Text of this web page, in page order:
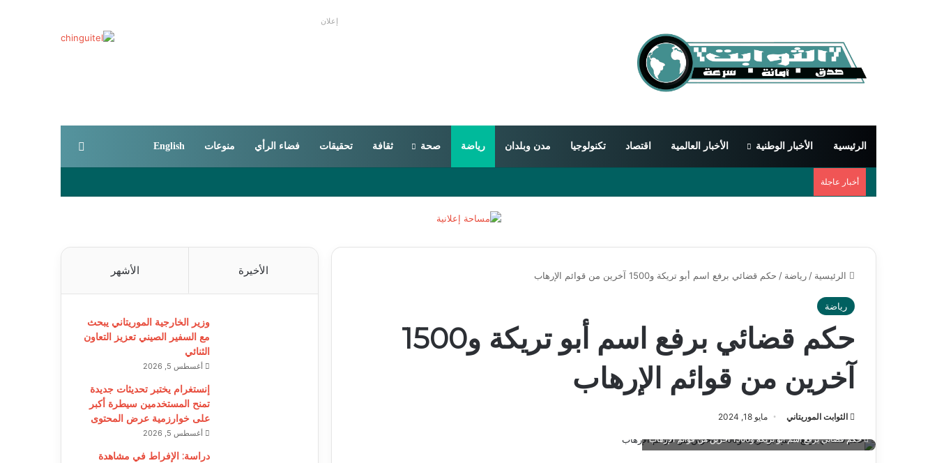
إعلان
الرئيسية الأخبار الوطنية الأخبار العالمية اقتصاد تكنولوجيا مدن وبلدان رياضة صحة ثقافة تحقيقات فضاء الرأي منوعات English
أخبار عاجلة
الرئيسية / رياضة / حكم قضائي برفع اسم أبو تريكة و1500 آخرين من قوائم الإرهاب
رياضة
حكم قضائي برفع اسم أبو تريكة و1500
آخرين من قوائم الإرهاب
الثوابت الموريتاني مايو 18, 2024
حكم قضائي برفع اسم أبو تريكة و1500 آخرين من قوائم الإرهاب
الأخيرة الأشهر
وزير الخارجية الموريتاني يبحث
مع السفير الصيني تعزيز التعاون
الثنائي
أغسطس 5, 2026
إنستغرام يختبر تحديثات جديدة
تمنح المستخدمين سيطرة أكبر
على خوارزمية عرض المحتوى
أغسطس 5, 2026
دراسة: الإفراط في مشاهدة